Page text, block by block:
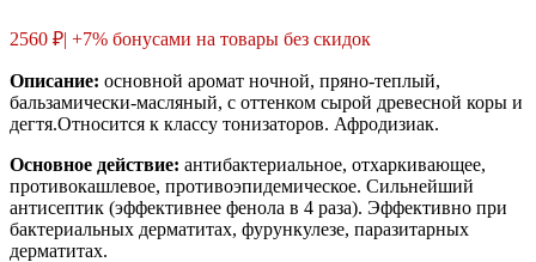
2560 ₽| +7% бонусами на товары без скидок
Описание: основной аромат ночной, пряно-теплый,
бальзамически-масляный, с оттенком сырой древесной коры и
дегтя.Относится к классу тонизаторов. Афродизиак.
Основное действие: антибактериальное, отхаркивающее,
противокашлевое, противоэпидемическое. Сильнейший
антисептик (эффективнее фенола в 4 раза). Эффективно при
бактериальных дерматитах, фурункулезе, паразитарных
дерматитах.